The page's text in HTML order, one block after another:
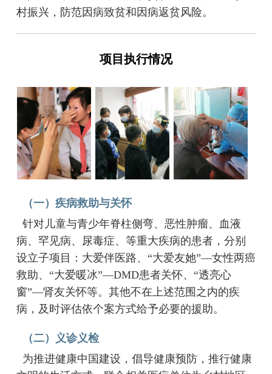
村振兴，防范因病致贫和因病返贫风险。
项目执行情况
（一）疾病救助与关怀
针对儿童与青少年脊柱侧弯、恶性肿瘤、血液
病、罕见病、尿毒症、等重大疾病的患者，分别
设立子项目：大爱伴医路、“大爱友她”—女性两癌
救助、“大爱暖冰”—DMD患者关怀、“透亮心
窗”—肾友关怀等。其他不在上述范围之内的疾
病，及时评估依个案方式给予必要的援助。
（二）义诊义检
为推进健康中国建设，倡导健康预防，推行健康